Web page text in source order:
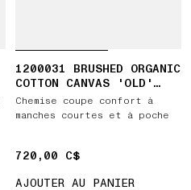
1200031 BRUSHED ORGANIC
COTTON CANVAS 'OLD'
EFFECT
Chemise coupe confort à
manches courtes et à poche
720,00 C$
720,00 C$
AJOUTER AU PANIER